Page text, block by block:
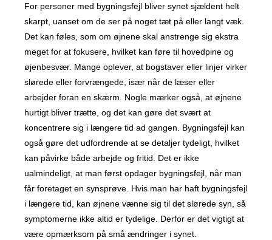
For personer med bygningsfejl bliver synet sjældent helt
skarpt, uanset om de ser på noget tæt på eller langt væk.
Det kan føles, som om øjnene skal anstrenge sig ekstra
meget for at fokusere, hvilket kan føre til hovedpine og
øjenbesvær. Mange oplever, at bogstaver eller linjer virker
slørede eller forvrængede, især når de læser eller
arbejder foran en skærm. Nogle mærker også, at øjnene
hurtigt bliver trætte, og det kan gøre det svært at
koncentrere sig i længere tid ad gangen. Bygningsfejl kan
også gøre det udfordrende at se detaljer tydeligt, hvilket
kan påvirke både arbejde og fritid. Det er ikke
ualmindeligt, at man først opdager bygningsfejl, når man
får foretaget en synsprøve. Hvis man har haft bygningsfejl
i længere tid, kan øjnene vænne sig til det slørede syn, så
symptomerne ikke altid er tydelige. Derfor er det vigtigt at
være opmærksom på små ændringer i synet.